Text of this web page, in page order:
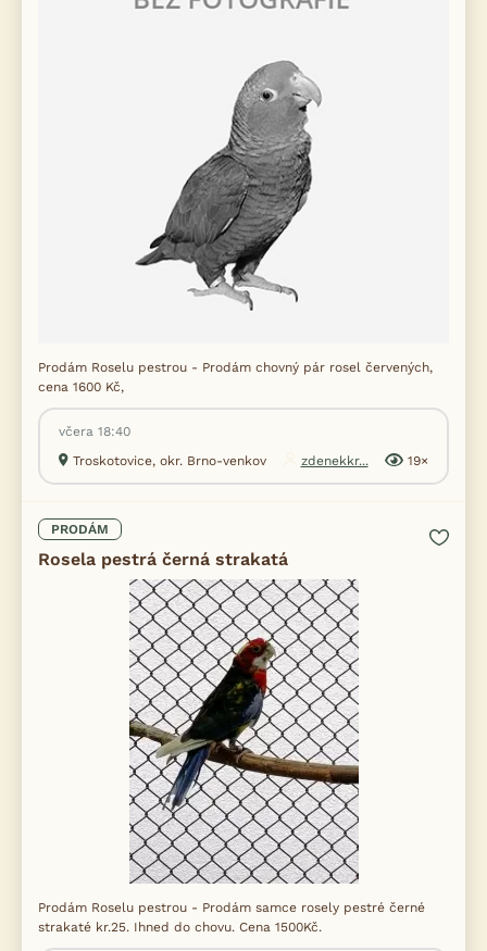
Prodám Roselu pestrou - Prodám chovný pár rosel červených,
cena 1600 Kč,
včera 18:40
Troskotovice, okr. Brno-venkov
zdenekkr... 19×
PRODÁM
Rosela pestrá černá strakatá
Prodám Roselu pestrou - Prodám samce rosely pestré černé
strakaté kr.25. Ihned do chovu. Cena 1500Kč.